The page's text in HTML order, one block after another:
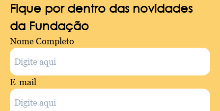
Fique por dentro das novidades
da Fundação
Nome Completo
E-mail